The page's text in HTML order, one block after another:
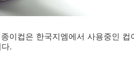
이컵은 한국지엠에서 사용중인 컵
.